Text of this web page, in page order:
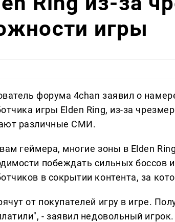
игры
форума 4chan заявил о
игры Elden Ring, из-за
различные СМИ.
геймера, многие зоны в Elden
побеждать сильных боссов
в сокрытии контента, за
от покупателей игру в игре.
- заявил недовольный игрок.